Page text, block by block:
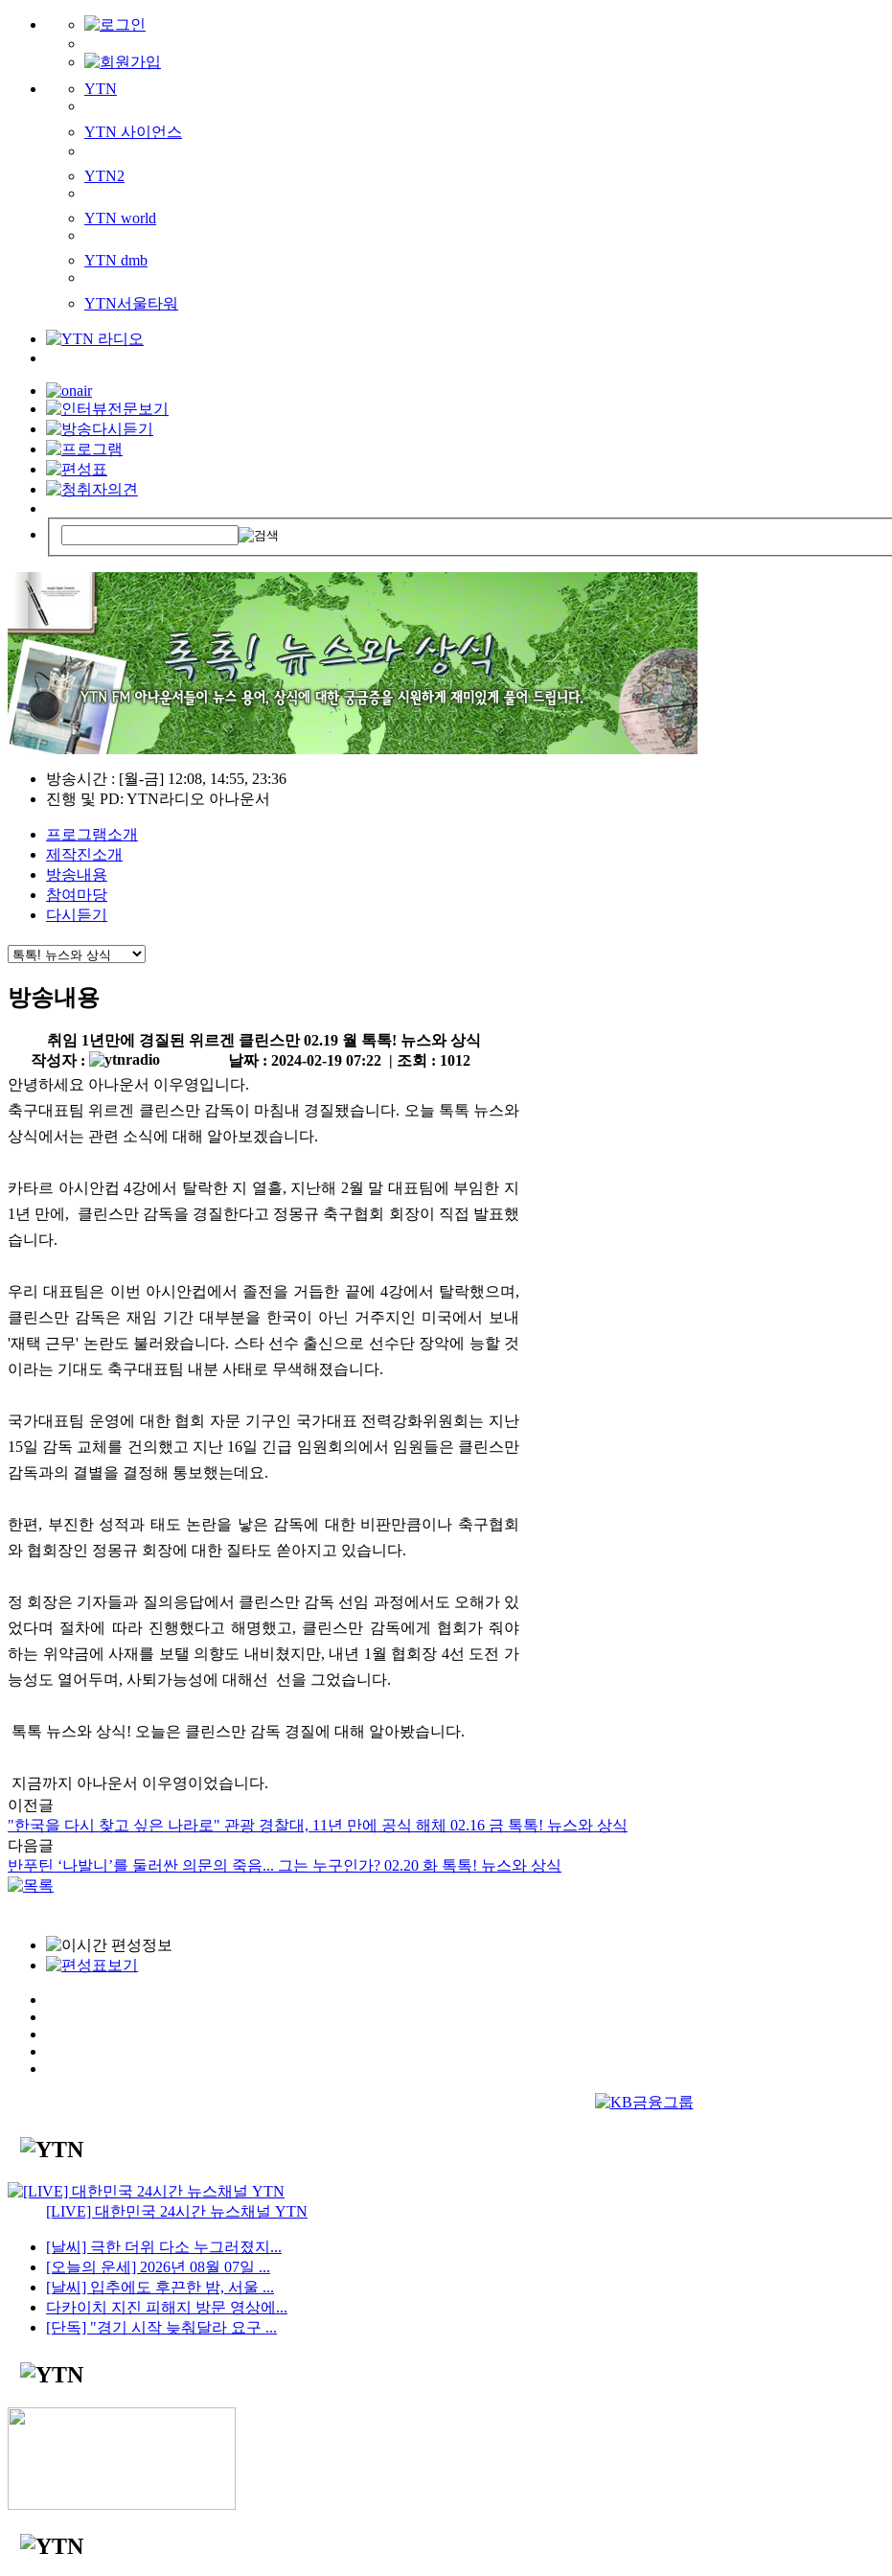
YTN
YTN 사이언스
YTN2
YTN world
YTN dmb
YTN서울타워
방송시간 : [월-금] 12:08, 14:55, 23:36
진행 및 PD: YTN라디오 아나운서
프로그램소개
제작진소개
방송내용
참여마당
다시듣기
방송내용
취임 1년만에 경질된 위르겐 클린스만 02.19 월 톡톡! 뉴스와 상식
작성자 :
날짜 : 2024-02-19 07:22 | 조회 : 1012
안녕하세요 아나운서 이우영입니다.
축구대표팀 위르겐 클린스만 감독이 마침내 경질됐습니다. 오늘 톡톡 뉴스와
상식에서는 관련 소식에 대해 알아보겠습니다.
카타르 아시안컵 4강에서 탈락한 지 열흘, 지난해 2월 말 대표팀에 부임한 지
1년 만에, 클린스만 감독을 경질한다고 정몽규 축구협회 회장이 직접 발표했
습니다.
우리 대표팀은 이번 아시안컵에서 졸전을 거듭한 끝에 4강에서 탈락했으며,
클린스만 감독은 재임 기간 대부분을 한국이 아닌 거주지인 미국에서 보내
'재택 근무' 논란도 불러왔습니다. 스타 선수 출신으로 선수단 장악에 능할 것
이라는 기대도 축구대표팀 내분 사태로 무색해졌습니다.
국가대표팀 운영에 대한 협회 자문 기구인 국가대표 전력강화위원회는 지난
15일 감독 교체를 건의했고 지난 16일 긴급 임원회의에서 임원들은 클린스만
감독과의 결별을 결정해 통보했는데요.
한편, 부진한 성적과 태도 논란을 낳은 감독에 대한 비판만큼이나 축구협회
와 협회장인 정몽규 회장에 대한 질타도 쏟아지고 있습니다.
정 회장은 기자들과 질의응답에서 클린스만 감독 선임 과정에서도 오해가 있
었다며 절차에 따라 진행했다고 해명했고, 클린스만 감독에게 협회가 줘야
하는 위약금에 사재를 보탤 의향도 내비쳤지만, 내년 1월 협회장 4선 도전 가
능성도 열어두며, 사퇴가능성에 대해선 선을 그었습니다.
톡톡 뉴스와 상식! 오늘은 클린스만 감독 경질에 대해 알아봤습니다.
지금까지 아나운서 이우영이었습니다.
이전글
"한국을 다시 찾고 싶은 나라로" 관광 경찰대, 11년 만에 공식 해체 02.16 금 톡톡! 뉴스와 상식
다음글
반푸틴 ‘나발니’를 둘러싼 의문의 죽음... 그는 누구인가? 02.20 화 톡톡! 뉴스와 상식
[LIVE] 대한민국 24시간 뉴스채널 YTN
[날씨] 극한 더위 다소 누그러졌지...
[오늘의 운세] 2026년 08월 07일 ...
[날씨] 입추에도 후끈한 밤, 서울 ...
다카이치 지진 피해지 방문 영상에...
[단독] "경기 시작 늦춰달라 요구 ...